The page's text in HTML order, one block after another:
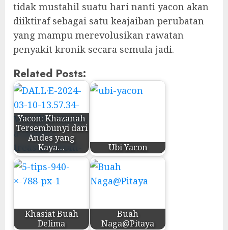
tidak mustahil suatu hari nanti yacon akan
diiktiraf sebagai satu keajaiban perubatan
yang mampu merevolusikan rawatan
penyakit kronik secara semula jadi.
Related Posts:
Yacon: Khazanah
Tersembunyi dari
Andes yang
Kaya…
Ubi Yacon
Khasiat Buah
Delima
Buah
Naga@Pitaya